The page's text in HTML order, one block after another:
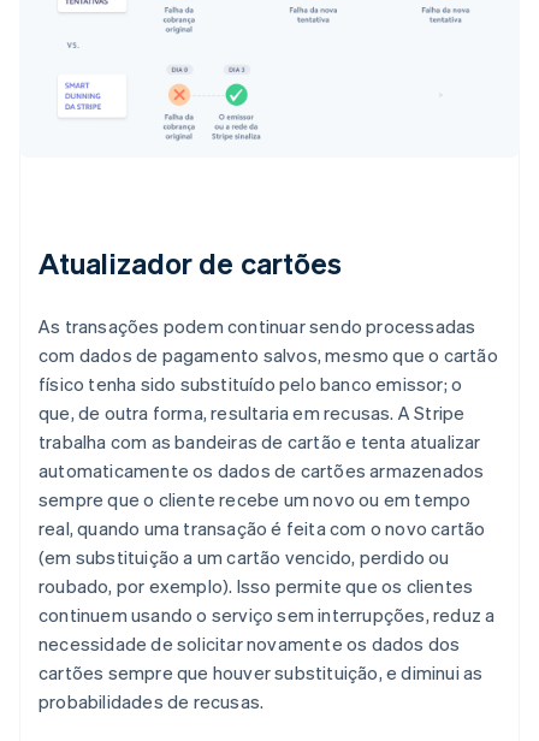
Atualizador de cartões
As transações podem continuar sendo processadas
com dados de pagamento salvos, mesmo que o cartão
físico tenha sido substituído pelo banco emissor; o
que, de outra forma, resultaria em recusas. A Stripe
trabalha com as bandeiras de cartão e tenta atualizar
automaticamente os dados de cartões armazenados
sempre que o cliente recebe um novo ou em tempo
real, quando uma transação é feita com o novo cartão
(em substituição a um cartão vencido, perdido ou
roubado, por exemplo). Isso permite que os clientes
continuem usando o serviço sem interrupções, reduz a
necessidade de solicitar novamente os dados dos
cartões sempre que houver substituição, e diminui as
probabilidades de recusas.